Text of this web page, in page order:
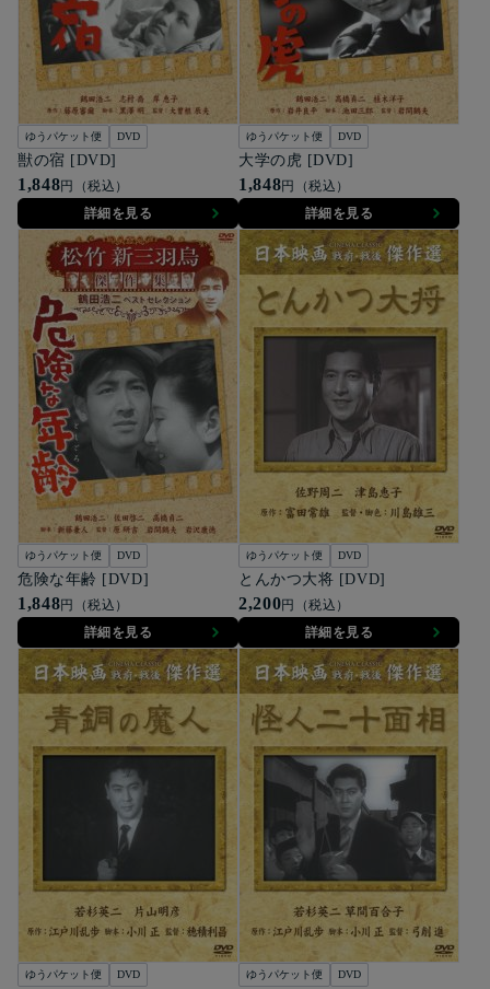
ゆうパケット便 DVD
獣の宿 [DVD]
1,848円（税込）
詳細を見る
ゆうパケット便 DVD
大学の虎 [DVD]
1,848円（税込）
詳細を見る
ゆうパケット便 DVD
危険な年齢 [DVD]
1,848円（税込）
詳細を見る
ゆうパケット便 DVD
とんかつ大将 [DVD]
2,200円（税込）
詳細を見る
ゆうパケット便 DVD ゆうパケット便 DVD